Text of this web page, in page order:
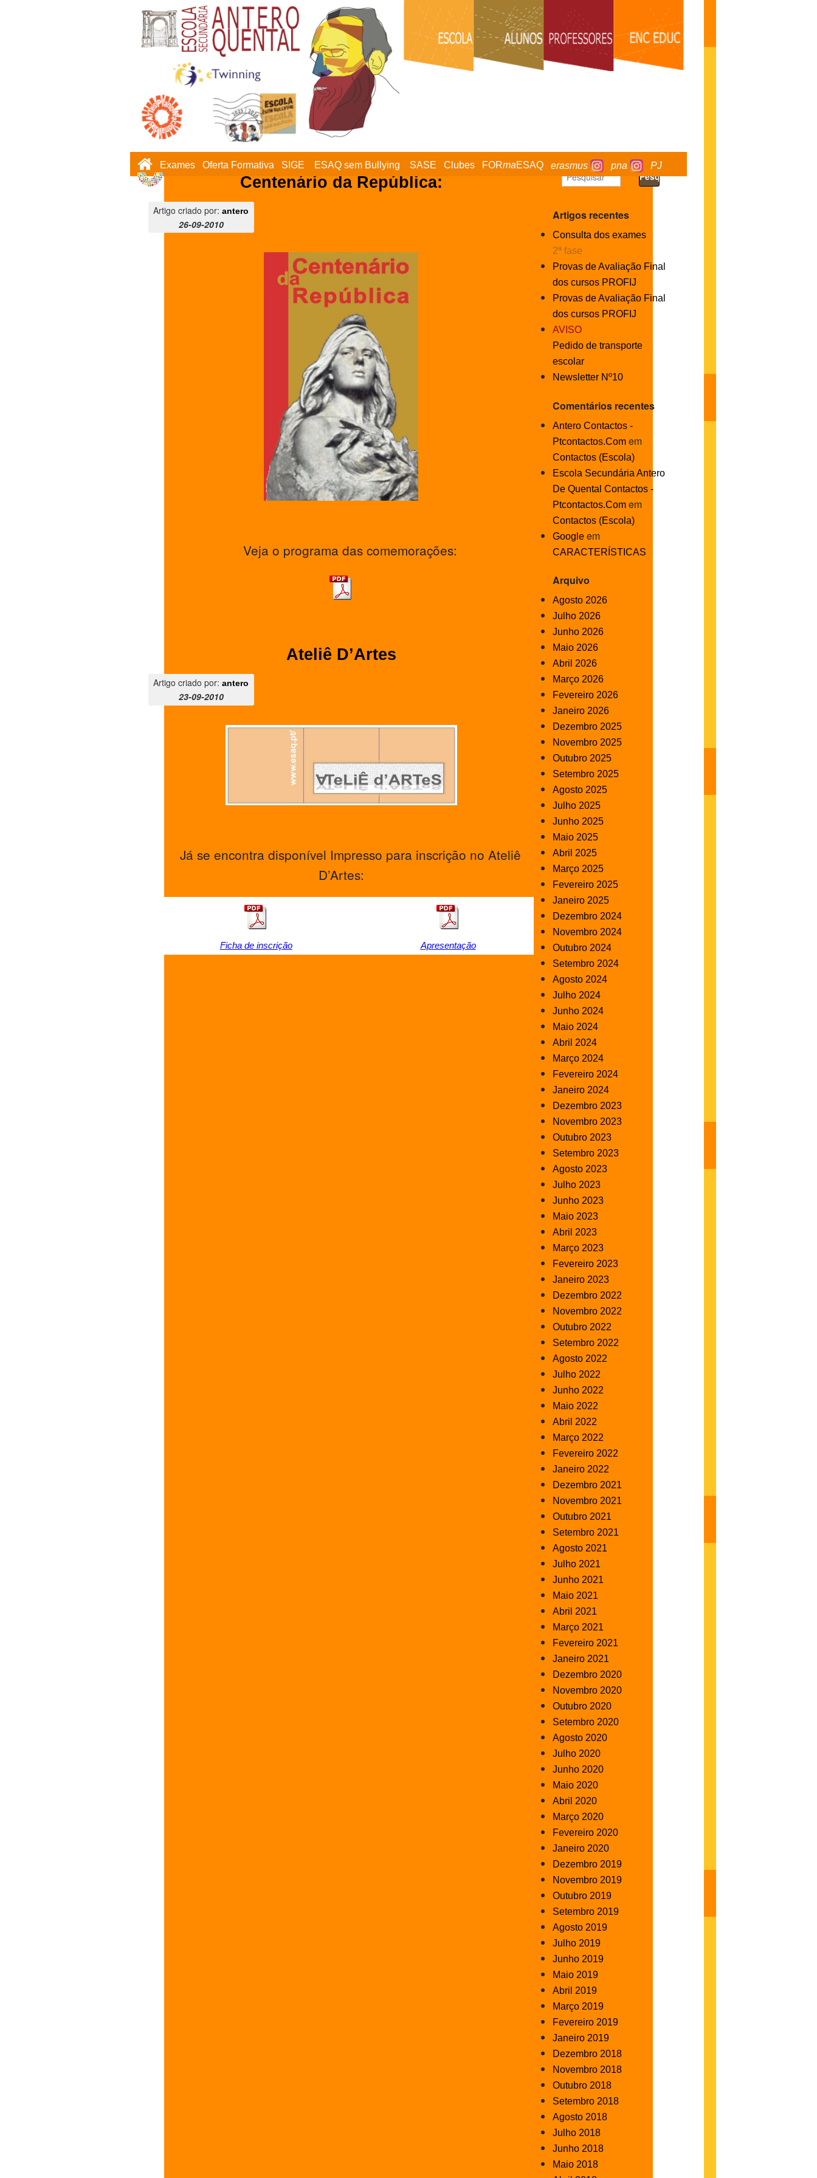
Exames Oferta Formativa SIGE ESAQ sem Bullying SASE Clubes FORmaESAQ erasmus pna PJ
Centenário da República:
Artigo criado por:antero
26-09-2010
Veja o programa das comemorações:
Ateliê D’Artes
Artigo criado por:antero
23-09-2010
Já se encontra disponível Impresso para inscrição no Ateliê
D’Artes:
Ficha de inscrição Apresentação
Artigos recentes
Consulta dos exames
2ª fase
Provas de Avaliação Final
dos cursos PROFIJ
Provas de Avaliação Final
dos cursos PROFIJ
AVISO
Pedido de transporte
escolar
Newsletter Nº10
Comentários recentes
Antero Contactos -
Ptcontactos.Comem
Contactos (Escola)
Escola Secundária Antero
De Quental Contactos -
Ptcontactos.Comem
Contactos (Escola)
Googleem
CARACTERÍSTICAS
Arquivo
Agosto 2026
Julho 2026
Junho 2026
Maio 2026
Abril 2026
Março 2026
Fevereiro 2026
Janeiro 2026
Dezembro 2025
Novembro 2025
Outubro 2025
Setembro 2025
Agosto 2025
Julho 2025
Junho 2025
Maio 2025
Abril 2025
Março 2025
Fevereiro 2025
Janeiro 2025
Dezembro 2024
Novembro 2024
Outubro 2024
Setembro 2024
Agosto 2024
Julho 2024
Junho 2024
Maio 2024
Abril 2024
Março 2024
Fevereiro 2024
Janeiro 2024
Dezembro 2023
Novembro 2023
Outubro 2023
Setembro 2023
Agosto 2023
Julho 2023
Junho 2023
Maio 2023
Abril 2023
Março 2023
Fevereiro 2023
Janeiro 2023
Dezembro 2022
Novembro 2022
Outubro 2022
Setembro 2022
Agosto 2022
Julho 2022
Junho 2022
Maio 2022
Abril 2022
Março 2022
Fevereiro 2022
Janeiro 2022
Dezembro 2021
Novembro 2021
Outubro 2021
Setembro 2021
Agosto 2021
Julho 2021
Junho 2021
Maio 2021
Abril 2021
Março 2021
Fevereiro 2021
Janeiro 2021
Dezembro 2020
Novembro 2020
Outubro 2020
Setembro 2020
Agosto 2020
Julho 2020
Junho 2020
Maio 2020
Abril 2020
Março 2020
Fevereiro 2020
Janeiro 2020
Dezembro 2019
Novembro 2019
Outubro 2019
Setembro 2019
Agosto 2019
Julho 2019
Junho 2019
Maio 2019
Abril 2019
Março 2019
Fevereiro 2019
Janeiro 2019
Dezembro 2018
Novembro 2018
Outubro 2018
Setembro 2018
Agosto 2018
Julho 2018
Junho 2018
Maio 2018